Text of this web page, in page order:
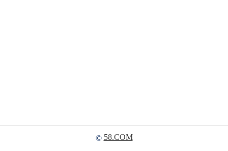
© 58.COM